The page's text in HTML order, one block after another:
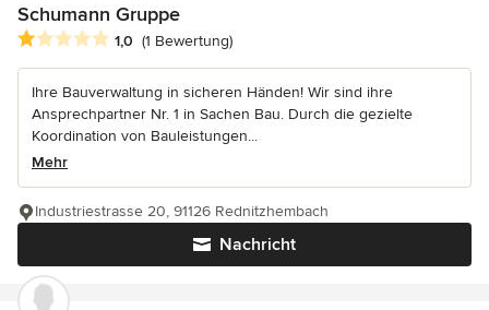
Schumann Gruppe
Durchschnittliche Bewertung: 1 von 5 Sternen
1,0 (1 Bewertung)
Ihre Bauverwaltung in sicheren Händen! Wir sind ihre
Ansprechpartner Nr. 1 in Sachen Bau. Durch die gezielte
Koordination von Bauleistungen...
Mehr
Nachricht
Industriestrasse 20, 91126 Rednitzhembach